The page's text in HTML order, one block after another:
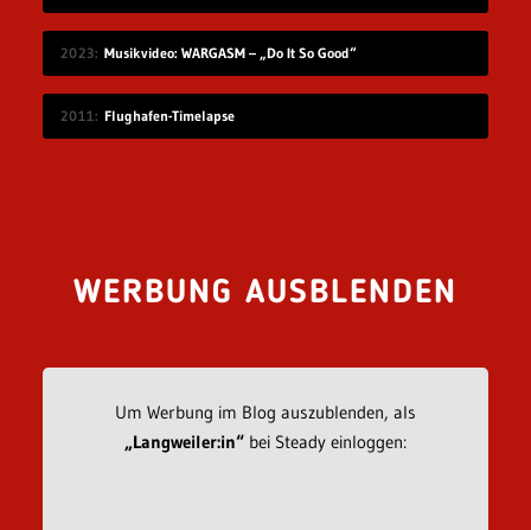
2023 Musikvideo: WARGASM – „Do It So Good“
2011 Flughafen-Timelapse
WERBUNG AUSBLENDEN
Um Werbung im Blog auszublenden, als
„Langweiler:in“bei Steady einloggen: